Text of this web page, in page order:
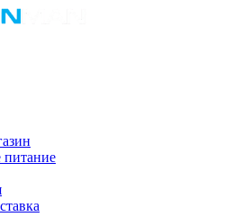
питание